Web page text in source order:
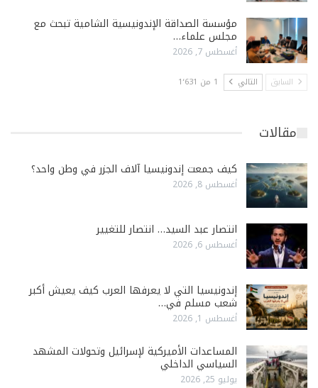
مؤسسة الصداقة الإندونيسية الشامية تبحث مع
مجلس علماء…
أغسطس 7, 2026
السابق التالي 1 من 1٬631
مقالات
كيف جمعت إندونيسيا آلاف الجزر في وطن واحد؟
أغسطس 8, 2026
انتصار عبد السيد… انتصار للتغيير
أغسطس 6, 2026
إندونيسيا التي لا يعرفها العرب كيف يعيش أكبر
شعب مسلم في…
أغسطس 1, 2026
المساعدات الأميركية لإسرائيل وتحولات المشهد
السياسي الداخلي
يوليو 25, 2026